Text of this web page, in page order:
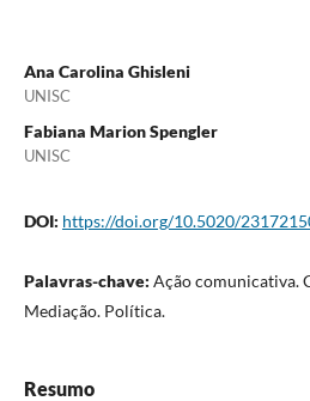
Ana Carolina Ghisleni
UNISC
Fabiana Marion Spengler
UNISC
DOI: https://doi.org/10.5020/
Palavras-chave: Ação comunicativa.
Mediação. Política.
Resumo